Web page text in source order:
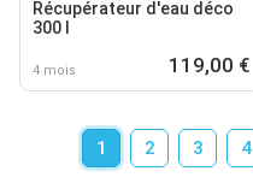
Récupérateur d'eau déco
300 l
4 mois 119,00 €
1 2 3 4